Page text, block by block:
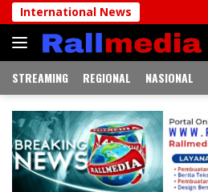
Langsung
ke
konten
International News
STREAMING REGIONAL NASIONAL